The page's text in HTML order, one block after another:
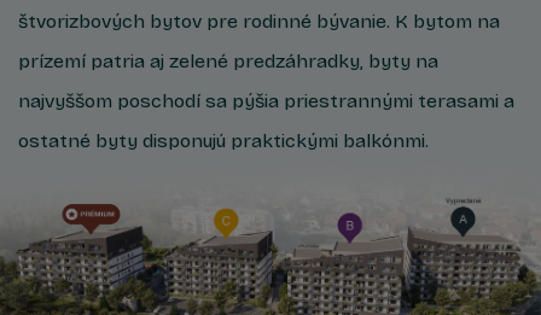
štvorizbových bytov pre rodinné bývanie. K bytom na
prízemí patria aj zelené predzáhradky, byty na
najvyššom poschodí sa pýšia priestrannými terasami a
ostatné byty disponujú praktickými balkónmi.